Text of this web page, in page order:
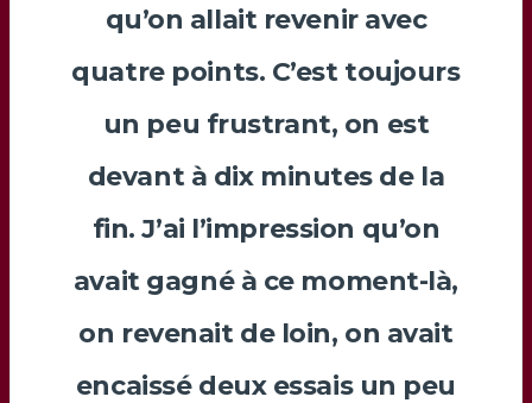
qu’on allait revenir avec
quatre points. C’est toujours
un peu frustrant, on est
devant à dix minutes de la
fin. J’ai l’impression qu’on
avait gagné à ce moment-là,
on revenait de loin, on avait
encaissé deux essais un peu